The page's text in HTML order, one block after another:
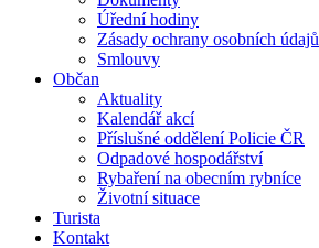
Úřední hodiny
Zásady ochrany osobních údajů
Smlouvy
Občan
Aktuality
Kalendář akcí
Příslušné oddělení Policie ČR
Odpadové hospodářství
Rybaření na obecním rybníce
Životní situace
Turista
Kontakt